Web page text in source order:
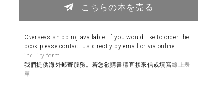
こちらの本を売る
Overseas shipping available. If you would like to order the
book please contact us directly by email or via online
inquiry form
我們提供海外郵寄服務。若您欲購書請直接來信或填寫線上表
單